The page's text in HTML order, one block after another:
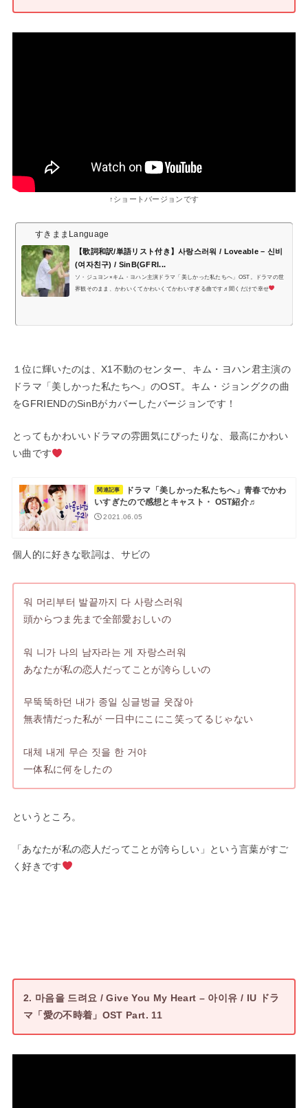
↑ショートバージョンです
すきままLanguage
【歌詞和訳/単語リスト付き】사랑스러워 / Loveable – 신비
(여자친구) / SinB(GFRI...
ソ・ジュヨン×キム・ヨハン主演ドラマ「美しかった私たちへ」OST。ドラマの世
界観そのまま、かわいくてかわいくてかわいすぎる曲です♬聞くだけで幸せ
１位に輝いたのは、X1不動のセンター、キム・ヨハン君主演の
ドラマ「美しかった私たちへ」のOST。キム・ジョングクの曲
をGFRIENDのSinBがカバーしたバージョンです！
とってもかわいいドラマの雰囲気にぴったりな、最高にかわい
い曲です
関連記事
ドラマ「美しかった私たちへ」青春でかわ
いすぎたので感想とキャスト・ OST紹介♬
2021.06.05
個人的に好きな歌詞は、サビの
워 머리부터 발끝까지 다 사랑스러워
頭からつま先まで全部愛おしいの
워 니가 나의 남자라는 게 자랑스러워
あなたが私の恋人だってことが誇らしいの
무뚝뚝하던 내가 종일 싱글벙글 웃잖아
無表情だった私が 一日中にこにこ笑ってるじゃない
대체 내게 무슨 짓을 한 거야
一体私に何をしたの
というところ。
「あなたが私の恋人だってことが誇らしい」という言葉がすご
く好きです
2. 마음을 드려요 / Give You My Heart – 아이유 / IU ドラ
マ「愛の不時着」OST Part. 11